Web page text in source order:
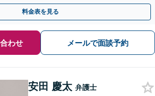
田駅4分】【無料駐車場あり】
料金表を見る
わせ メールで面談予約
安田 慶太 弁護士